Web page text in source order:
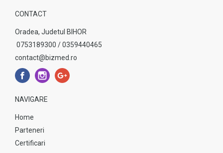
CONTACT
Oradea, Judetul BIHOR
0753189300 / 0359440465
contact@bizmed.ro
NAVIGARE
Home
Parteneri
Certificari